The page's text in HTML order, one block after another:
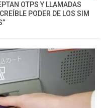
OTPS Y LLAMADAS
PODER DE LOS SIM